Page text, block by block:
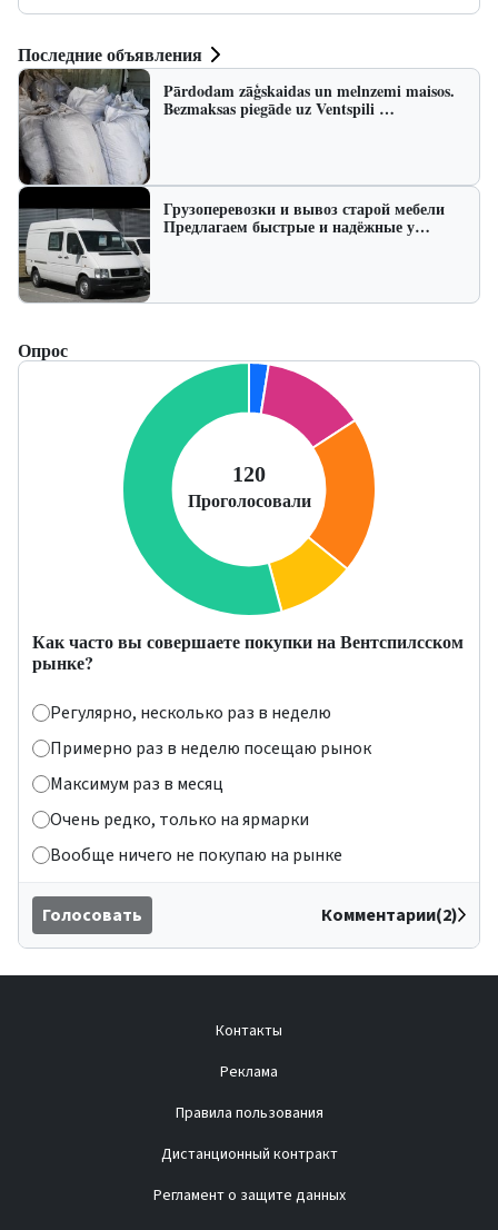
Последние объявления
Pārdodam zāģskaidas un melnzemi maisos.
Bezmaksas piegāde uz Ventspili …
Грузоперевозки и вывоз старой мебели
Предлагаем быстрые и надёжные у…
Опрос
Как часто вы совершаете покупки на Вентспилсском
рынке?
Регулярно, несколько раз в неделю
Примерно раз в неделю посещаю рынок
Максимум раз в месяц
Очень редко, только на ярмарки
Вообще ничего не покупаю на рынке
Голосовать Комментарии(2)
Контакты
Реклама
Правила пользования
Дистанционный контракт
Регламент о защите данных